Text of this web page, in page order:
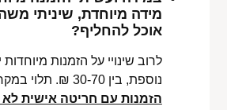
מידה מיוחדת, שיניתי
אוכל להחליף?
לרוב שינויי על הזמנות מיוחדות
נוספת, בין 30-70 ₪. תלוי במקרה,
הזמנות עם חריטה אישית לא